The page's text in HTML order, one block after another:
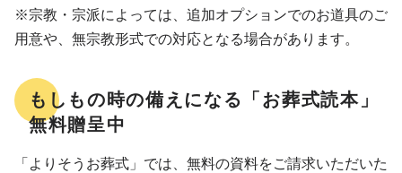
※宗教・宗派によっては、追加オプションでのお道具のご
用意や、無宗教形式での対応となる場合があります。
もしもの時の備えになる「お葬式読本」
無料贈呈中
「よりそうお葬式」では、無料の資料をご請求いただいた